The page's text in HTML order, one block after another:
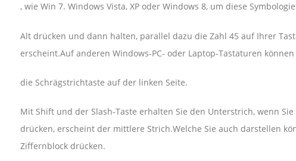
, wie Win 7. Windows Vista, XP oder Windows 8, um diese
Alt drücken und dann halten, parallel dazu die Zahl 45 auf Ihrer
erscheint.Auf anderen Windows-PC- oder Laptop-Tastaturen
die Schrägstrichtaste auf der linken Seite.
Mit Shift und der Slash-Taste erhalten Sie den Unterstrich, wenn
drücken, erscheint der mittlere Strich.Welche Sie auch darstellen
Ziffernblock drücken.